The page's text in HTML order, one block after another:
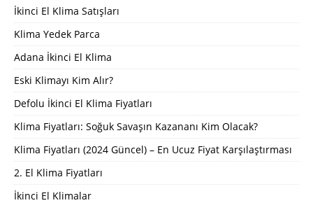
İkinci El Klima Satışları
Klima Yedek Parca
Adana İkinci El Klima
Eski Klimayı Kim Alır?
Defolu İkinci El Klima Fiyatları
Klima Fiyatları: Soğuk Savaşın Kazananı Kim Olacak?
Klima Fiyatları (2024 Güncel) – En Ucuz Fiyat Karşılaştırması
2. El Klima Fiyatları
İkinci El Klimalar